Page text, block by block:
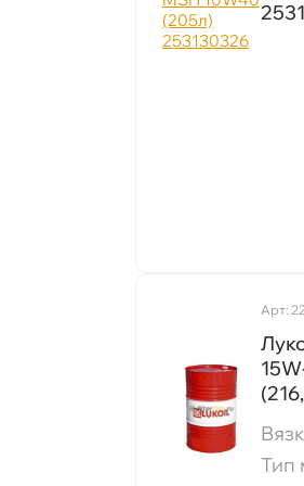
Арт:
Тип